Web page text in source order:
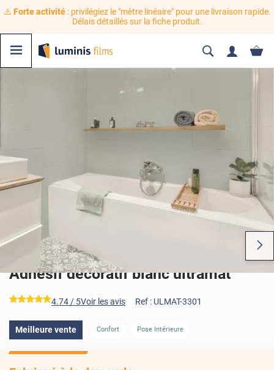
⚠️ Forte activité: privilégiez le "mètre linéaire" pour une livraison rapide.
Délais détaillés sur la fiche produit.
Adhésif décoratif blanc ultramat
*****
4.74 / 5Voir les avis Ref : ULMAT-3301
Meilleure vente Confort Pose Intérieure